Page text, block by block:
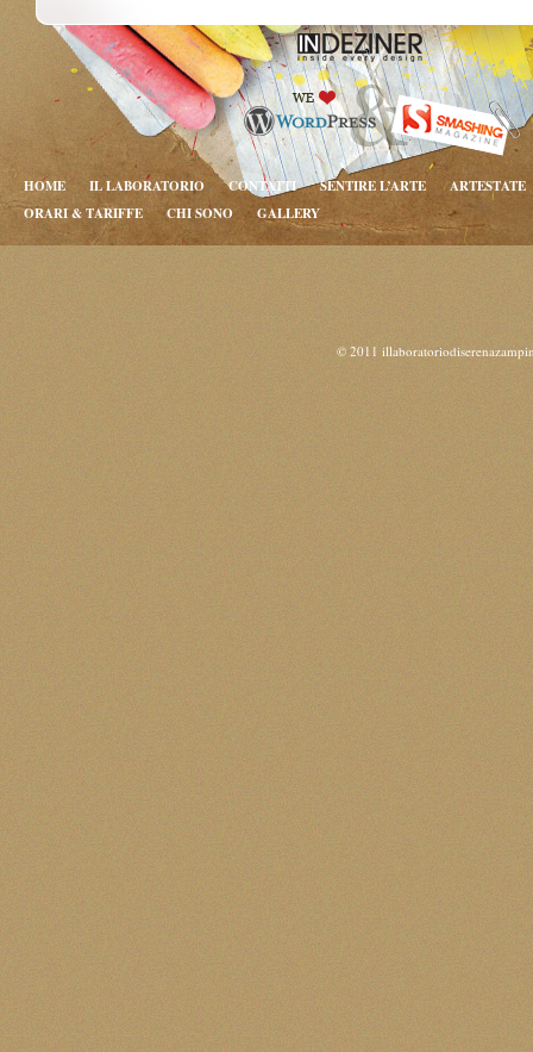
HOME IL LABORATORIO CONTATTI SENTIRE L’ARTE
ARTESTATE
ORARI & TARIFFE
CHI SONO GALLERY
© 2011